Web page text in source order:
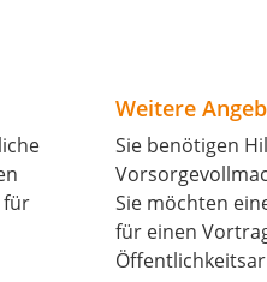
für
Weitere
Sie benötigen
Sie möchten
für einen